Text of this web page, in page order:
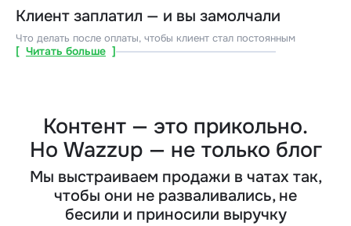
Клиент заплатил — и вы замолчали
Что делать после оплаты, чтобы клиент стал постоянным
[ Читать больше ]
Контент — это прикольно.
Но Wazzup — не только блог
Мы выстраиваем продажи в чатах так,
чтобы они не разваливались, не
бесили и приносили выручку